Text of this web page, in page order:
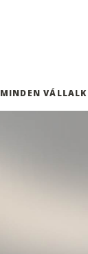
MINDEN